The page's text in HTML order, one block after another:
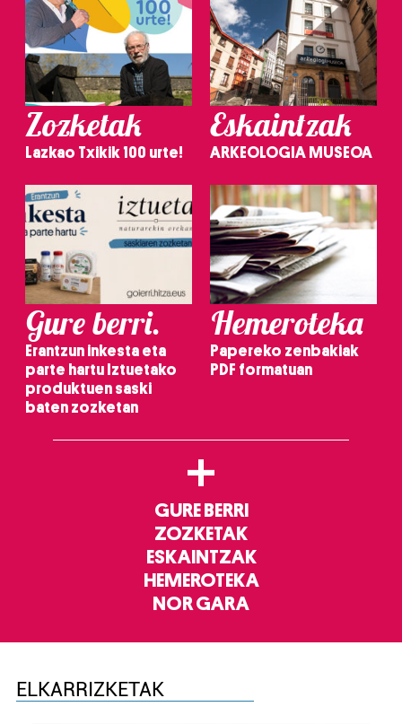
Zozketak
Lazkao Txikik 100 urte!
Eskaintzak
ARKEOLOGIA MUSEOA
Gure berri.
Erantzun inkesta eta
parte hartu Iztuetako
produktuen saski
baten zozketan
Hemeroteka
Papereko zenbakiak
PDF formatuan
+
GURE BERRI
ZOZKETAK
ESKAINTZAK
HEMEROTEKA
NOR GARA
ELKARRIZKETAK